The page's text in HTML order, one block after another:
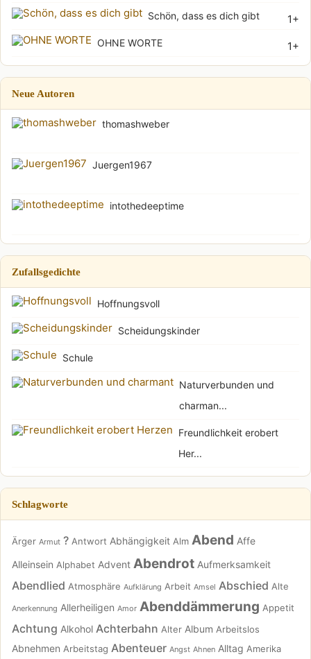
1+
Schön, dass es dich gibt
1+
OHNE WORTE
Neue Autoren
thomashweber
Juergen1967
intothedeeptime
Zufallsgedichte
Hoffnungsvoll
Scheidungskinder
Schule
Naturverbunden und
charman...
Freundlichkeit erobert
Her...
Schlagworte
Ärger Armut ? Antwort Abhängigkeit Alm Abend Affe
Alleinsein Alphabet Advent Abendrot Aufmerksamkeit
Abendlied Atmosphäre Aufklärung Arbeit Amsel Abschied Alte
Anerkennung Allerheiligen Amor Abenddämmerung Appetit
Achtung Alkohol Achterbahn Alter Album Arbeitslos
Abnehmen Arbeitstag Abenteuer Angst Ahnen Alltag Amerika